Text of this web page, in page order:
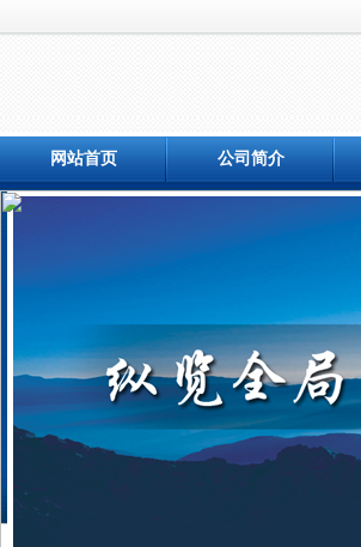
网站首页 公司简介